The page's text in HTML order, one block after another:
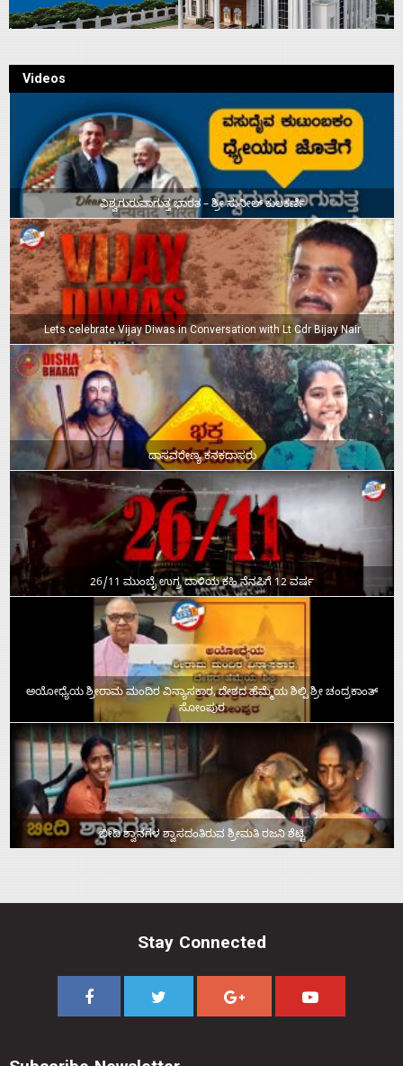
Videos
ವಿಶ್ವಗುರುವಾಗುತ್ತ ಭಾರತ – ಶ್ರೀ ಸುನೀಲ್‌ ಕುಲಕರ್ಣಿ
Lets celebrate Vijay Diwas in Conversation with Lt Cdr Bijay Nair
ದಾಸವರೇಣ್ಯ ಕನಕದಾಸರು
26/11 ಮುಂಬೈ ಉಗ್ರ ದಾಳಿಯ ಕಹಿ ನೆನಪಿಗೆ 12 ವರ್ಷ
ಅಯೋಧ್ಯೆಯ ಶ್ರೀರಾಮ ಮಂದಿರ ವಿನ್ಯಾಸಕಾರ, ದೇಶದ ಹೆಮ್ಮೆಯ ಶಿಲ್ಪಿ ಶ್ರೀ ಚಂದ್ರಕಾಂತ್‌
ಸೋಂಪುರ
ಬೀದಿ ಶ್ವಾನಗಳ ಶ್ವಾಸದಂತಿರುವ ಶ್ರೀಮತಿ ರಜನಿ ಶೆಟ್ಟಿ
Stay Connected